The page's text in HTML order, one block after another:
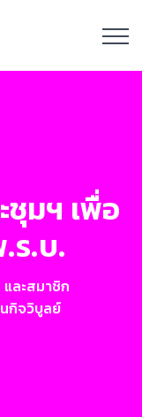
ชุมฯ เพื่อ
ร.บ.
ละสมาชิก
กิจวิบูลย์